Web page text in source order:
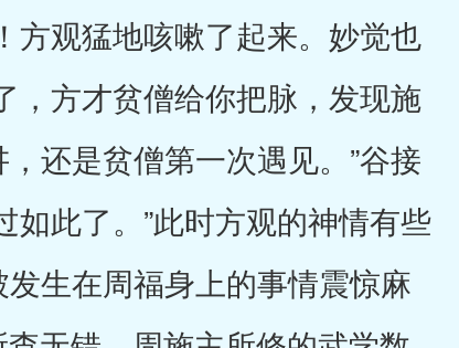
方观猛地咳嗽了起来。妙觉也
，方才贫僧给你把脉，发现施
还是贫僧第一次遇见。”谷接
如此了。”此时方观的神情有些
生在周福身上的事情震惊麻